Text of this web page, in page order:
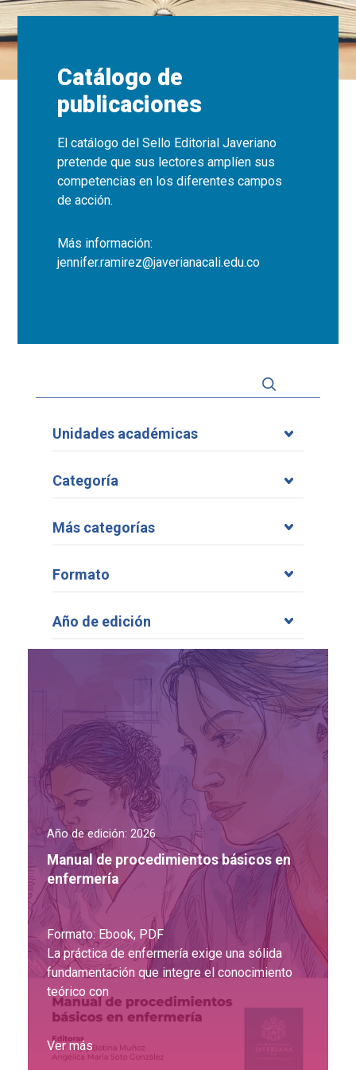
Catálogo de
publicaciones
El catálogo del Sello Editorial Javeriano
pretende que sus lectores amplíen sus
competencias en los diferentes campos
de acción.
Más información:
jennifer.ramirez@javerianacali.edu.co
Unidades académicas
Categoría
Más categorías
Formato
Año de edición
Año de edición: 2026
Manual de procedimientos básicos en
enfermería
Formato: Ebook, PDF
La práctica de enfermería exige una sólida
fundamentación que integre el conocimiento
teórico con
Ver más